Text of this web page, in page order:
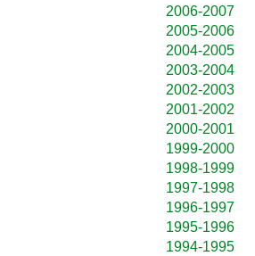
2006-2007
2005-2006
2004-2005
2003-2004
2002-2003
2001-2002
2000-2001
1999-2000
1998-1999
1997-1998
1996-1997
1995-1996
1994-1995